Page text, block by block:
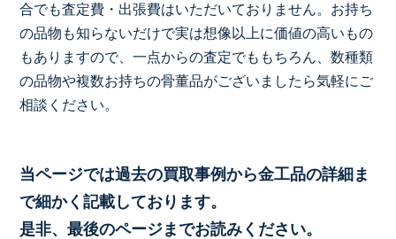
合でも査定費・出張費はいただいておりません。お持ち
の品物も知らないだけで実は想像以上に価値の高いもの
もありますので、一点からの査定でももちろん、数種類
の品物や複数お持ちの骨董品がございましたら気軽にご
相談ください。
当ページでは過去の買取事例から金工品の詳細ま
で細かく記載しております。
是非、最後のページまでお読みください。